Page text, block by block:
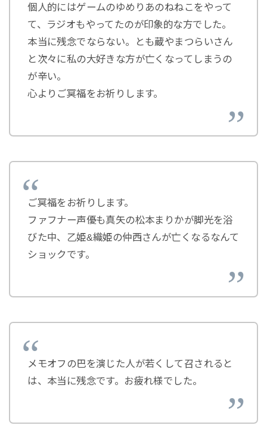
個人的にはゲームのゆめりあのねねこをやって
て、ラジオもやってたのが印象的な方でした。
本当に残念でならない。とも蔵やまつらいさん
と次々に私の大好きな方が亡くなってしまうの
が辛い。
心よりご冥福をお祈りします。
ご冥福をお祈りします。
ファフナー声優も真矢の松本まりかが脚光を浴
びた中、乙姫&織姫の仲西さんが亡くなるなんて
ショックです。
メモオフの巴を演じた人が若くして召されると
は、本当に残念です。お疲れ様でした。